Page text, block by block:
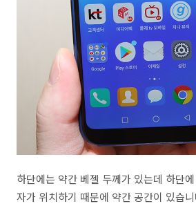
하단에는 약간 베젤 두께가 있는데 하단
자가 위치하기 때문에 약간 공간이 있습